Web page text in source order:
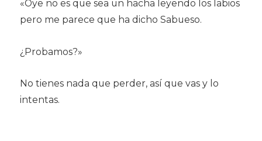
«Oye no es que sea un hacha leyendo los labios
pero me parece que ha dicho Sabueso.
¿Probamos?»
No tienes nada que perder, así que vas y lo
intentas.